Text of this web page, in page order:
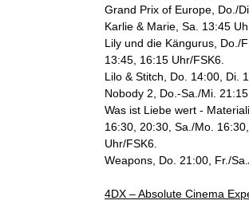
Grand Prix of Europe, Do./
Karlie & Marie, Sa. 13:45
Lily und die Kängurus, Do./
13:45, 16:15 Uhr/FSK6.
Lilo & Stitch, Do. 14:00, Di.
Nobody 2, Do.-Sa./Mi.
Was ist Liebe wert -
16:30, 20:30, Sa./Mo.
Uhr/FSK6.
Weapons, Do. 21:00, Fr./
4DX – Absolute Cinema